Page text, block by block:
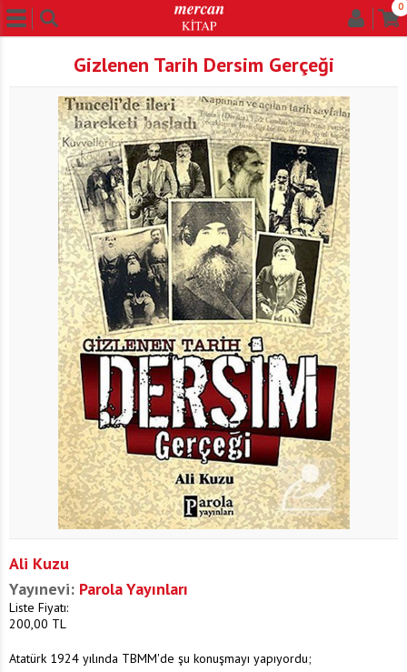
0
Gizlenen Tarih Dersim Gerçeği
Ali Kuzu
Yayınevi: Parola Yayınları
Liste Fiyatı:
200,00 TL
Atatürk 1924 yılında TBMM'de şu konuşmayı yapıyordu;